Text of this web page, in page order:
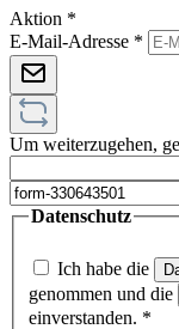
Aktion *
E-Mail-Adresse *
Um weiterzugehen,
Datenschutz
Ich habe die
genommen und die
einverstanden. *